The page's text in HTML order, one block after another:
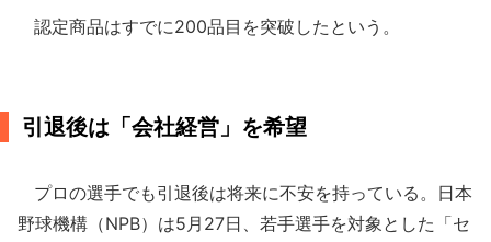
認定商品はすでに200品目を突破したという。
引退後は「会社経営」を希望
プロの選手でも引退後は将来に不安を持っている。日本
野球機構（NPB）は5月27日、若手選手を対象とした「セ